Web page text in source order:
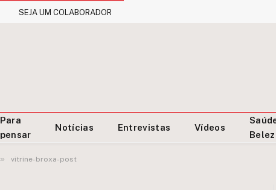
SEJA UM COLABORADOR
Para
pensar
Notícias Entrevistas Vídeos
» vitrine-broxa-post